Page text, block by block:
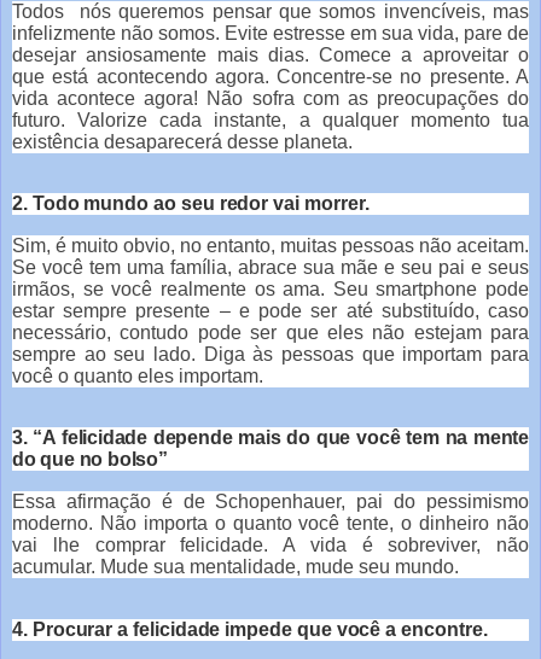
Todos nós queremos pensar que somos invencíveis, mas
infelizmente não somos. Evite estresse em sua vida, pare de
desejar ansiosamente mais dias. Comece a aproveitar o
que está acontecendo agora. Concentre-se no presente. A
vida acontece agora! Não sofra com as preocupações do
futuro. Valorize cada instante, a qualquer momento tua
existência desaparecerá desse planeta.
2. Todo mundo ao seu redor vai morrer.
Sim, é muito obvio, no entanto, muitas pessoas não aceitam.
Se você tem uma família, abrace sua mãe e seu pai e seus
irmãos, se você realmente os ama. Seu smartphone pode
estar sempre presente – e pode ser até substituído, caso
necessário, contudo pode ser que eles não estejam para
sempre ao seu lado. Diga às pessoas que importam para
você o quanto eles importam.
3. “A felicidade depende mais do que você tem na mente
do que no bolso”
Essa afirmação é de Schopenhauer, pai do pessimismo
moderno. Não importa o quanto você tente, o dinheiro não
vai lhe comprar felicidade. A vida é sobreviver, não
acumular. Mude sua mentalidade, mude seu mundo.
4. Procurar a felicidade impede que você a encontre.